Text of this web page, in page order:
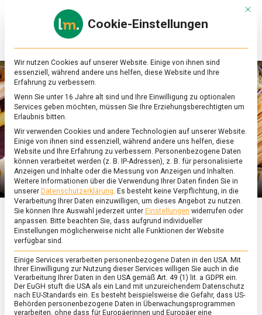
Online-
Magazin
zu
&
Ernährung
ERNÄHRUNG & GESUNDHEIT /FEATURED
Sagenhafte Nudeln aus
Riesa
8. Dezember 2023 Johannes Commenton
Mit
Cookie-Einstellungen
Wir nutzen Cookies auf unserer Website. Einige von ihnen sind
essenziell, während andere uns helfen, diese Website und Ihre
Erfahrung zu verbessern.
Wenn Sie unter 16 Jahre alt sind und Ihre Einwilligung zu optionalen
Services geben möchten, müssen Sie Ihre Erziehungsberechtigten um
Erlaubnis bitten.
Wir verwenden Cookies und andere Technologien auf unserer Website.
Einige von ihnen sind essenziell, während andere uns helfen, diese
Website und Ihre Erfahrung zu verbessern. Personenbezogene Daten
können verarbeitet werden (z. B. IP-Adressen), z. B. für personalisierte
Anzeigen und Inhalte oder die Messung von Anzeigen und Inhalten.
Weitere Informationen über die Verwendung Ihrer Daten finden Sie in
unserer Datenschutzerklärung. Es besteht keine Verpflichtung, in die
Verarbeitung Ihrer Daten einzuwilligen, um dieses Angebot zu nutzen.
Sie können Ihre Auswahl jederzeit unter Einstellungen widerrufen oder
anpassen. Bitte beachten Sie, dass aufgrund individueller
Einstellungen möglicherweise nicht alle Funktionen der Website
verfügbar sind.
Einige Services verarbeiten personenbezogene Daten in den USA. Mit
Ihrer Einwilligung zur Nutzung dieser Services willigen Sie auch in die
Verarbeitung Ihrer Daten in den USA gemäß Art. 49 (1) lit. a GDPR ein.
Der EuGH stuft die USA als ein Land mit unzureichendem Datenschutz
nach EU-Standards ein. Es besteht beispielsweise die Gefahr, dass US-
Behörden personenbezogene Daten in Überwachungsprogrammen
verarbeiten, ohne dass für Europäerinnen und Europäer eine